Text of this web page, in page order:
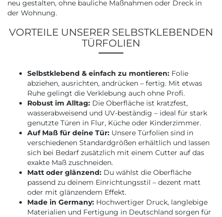
neu gestalten, ohne bauliche Maßnahmen oder Dreck in
der Wohnung.
VORTEILE UNSERER SELBSTKLEBENDEN
TÜRFOLIEN
Selbstklebend & einfach zu montieren: Folie
abziehen, ausrichten, andrücken – fertig. Mit etwas
Ruhe gelingt die Verklebung auch ohne Profi.
Robust im Alltag: Die Oberfläche ist kratzfest,
wasserabweisend und UV-beständig – ideal für stark
genutzte Türen in Flur, Küche oder Kinderzimmer.
Auf Maß für deine Tür: Unsere Türfolien sind in
verschiedenen Standardgrößen erhältlich und lassen
sich bei Bedarf zusätzlich mit einem Cutter auf das
exakte Maß zuschneiden.
Matt oder glänzend: Du wählst die Oberfläche
passend zu deinem Einrichtungsstil – dezent matt
oder mit glänzendem Effekt.
Made in Germany: Hochwertiger Druck, langlebige
Materialien und Fertigung in Deutschland sorgen für